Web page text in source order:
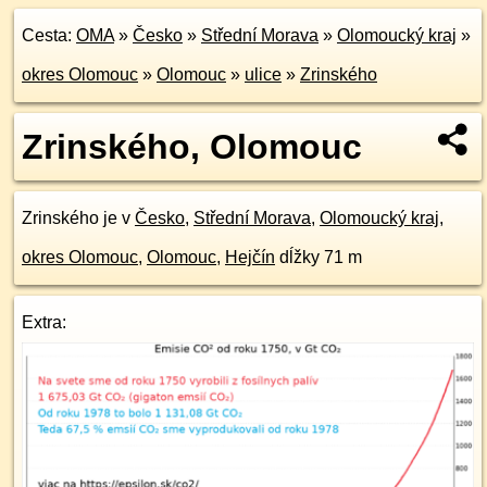
Cesta: OMA» Česko » Střední Morava » Olomoucký kraj »
okres Olomouc » Olomouc » ulice » Zrinského
Zrinského, Olomouc
Zrinského je v Česko, Střední Morava, Olomoucký kraj,
okres Olomouc, Olomouc, Hejčín dĺžky 71 m
Extra: